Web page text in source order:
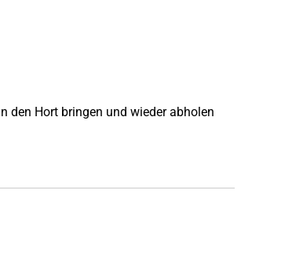
Hort bringen und wieder abholen